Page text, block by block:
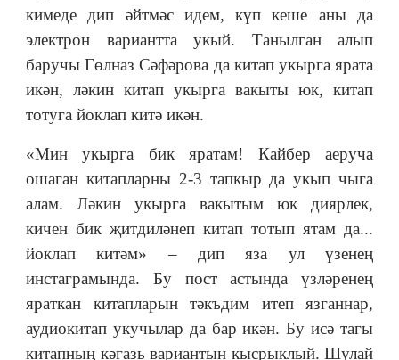
кимеде дип әйтмәс идем, күп кеше аны да
электрон вариантта укый. Танылган алып
баручы Гөлназ Сәфәрова да китап укырга ярата
икән, ләкин китап укырга вакыты юк, китап
тотуга йоклап китә икән.
«Мин укырга бик яратам! Кайбер аеруча
ошаган китапларны 2-3 тапкыр да укып чыга
алам. Ләкин укырга вакытым юк диярлек,
кичен бик җитдиләнеп китап тотып ятам да...
йоклап китәм» ‒ дип яза ул үзенең
инстаграмында. Бу пост астында үзләренең
яраткан китапларын тәкъдим итеп язганнар,
аудиокитап укучылар да бар икән. Бу исә тагы
китапның кәгазь вариантын кысрыклый. Шулай